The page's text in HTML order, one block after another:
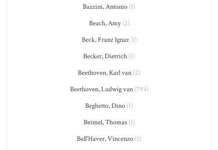
Bazzini, Antonio (1)
Beach, Amy(2)
Beck, Franz Ignaz(1)
Becker, Dietrich (1)
Beethoven, Karl van (2)
Beethoven, Ludwig van(794)
Beghetto, Dino (1)
Beimel, Thomas(1)
Bell'Haver, Vincenzo (1)